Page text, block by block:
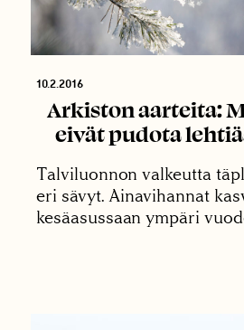
10.2.2016
Arkiston aarteita:
eivät pudota
Talviluonnon valkeutta
eri sävyt. Ainavihannat
kesäasussaan ympäri